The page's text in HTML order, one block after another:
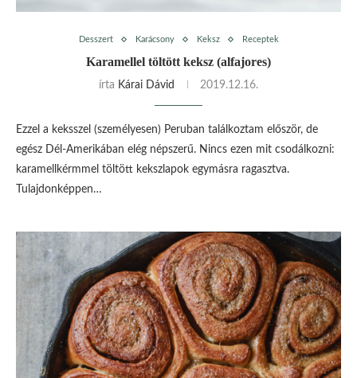
Desszert Karácsony Keksz Receptek
Karamellel töltött keksz (alfajores)
írta Kárai Dávid 2019.12.16.
Ezzel a keksszel (személyesen) Peruban találkoztam először, de
egész Dél-Amerikában elég népszerű. Nincs ezen mit csodálkozni:
karamellkérmmel töltött kekszlapok egymásra ragasztva.
Tulajdonképpen…